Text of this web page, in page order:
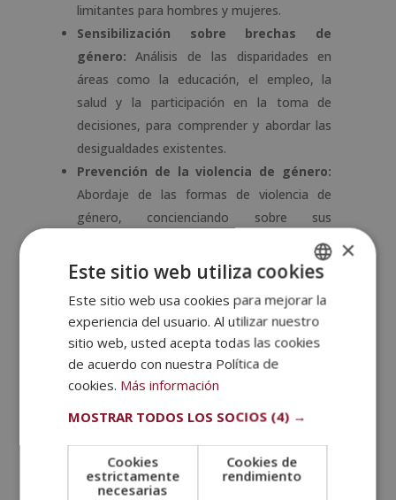
limitantes para hombres y mujeres.
Sensibilización sobre brechas de
género: Análisis de las disparidades en
áreas como la educación, el empleo, la
salud y la participación en la toma de
decisiones, para comprender y abordar las
desigualdades existentes.
Prevención de la violencia de género:
Abordaje de las formas de violencia de
género, concienciando sobre sus
manifestaciones y promoviendo
estrategias de prevención.
entornos inclusivos que valoren la
diversidad de género, considerando otras
dimensiones como raza, orientación sexual
o identidad de género.
Participación activa de mujeres en todos
los ámbitos sociales, incluyendo el fomento
del liderazgo femenino en diferentes
esferas.
SPANISH
PORTUGUESE
×
Este sitio web utiliza cookies
Este sitio web usa cookies para mejorar la
experiencia del usuario. Al utilizar nuestro
sitio web, usted acepta todas las cookies
de acuerdo con nuestra Política de
cookies. Más información
MOSTRAR TODOS LOS SOCIOS (4) →
Cookies
estrictamente
necesarias
Cookies de
rendimiento